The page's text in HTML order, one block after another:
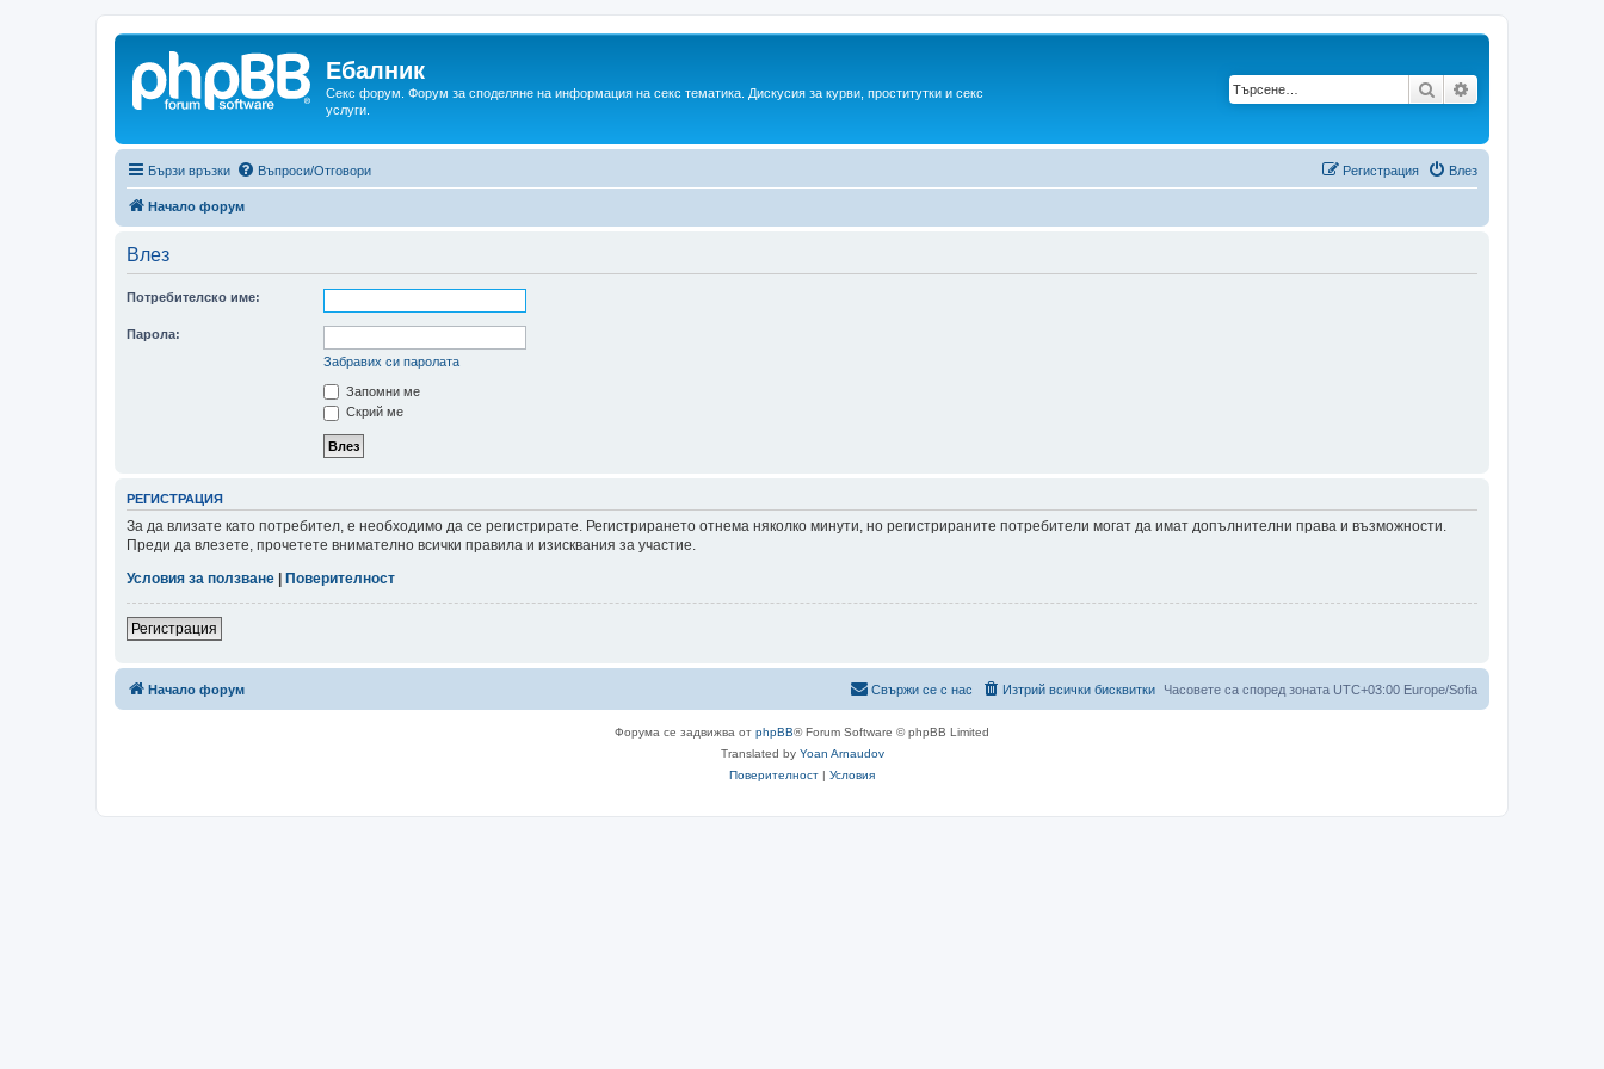
Ебалник
Секс форум. Форум за споделяне на информация на секс тематика. Дискусия за курви, проститутки и секс
услуги.
Търсене
Бързи връзки Въпроси/Отговори Влез
Регистрация
Начало форум
Влез
Потребителско име:
Парола:
Забравих си паролата
Запомни ме
Скрий ме
РЕГИСТРАЦИЯ
За да влизате като потребител, е необходимо да се регистрирате. Регистрирането отнема няколко минути, но регистрираните потребители могат да имат допълнителни права и възможности.
Преди да влезете, прочетете внимателно всички правила и изисквания за участие.
Условия за ползване
Поверителност
Регистрация
Начало форум Часовете са според зоната UTC+03:00 Europe/Sofia
Изтрий всички бисквитки
Свържи се с нас
Форума се задвижва от phpBB® Forum Software © phpBB Limited
Translated by Yoan Arnaudov
Поверителност | Условия